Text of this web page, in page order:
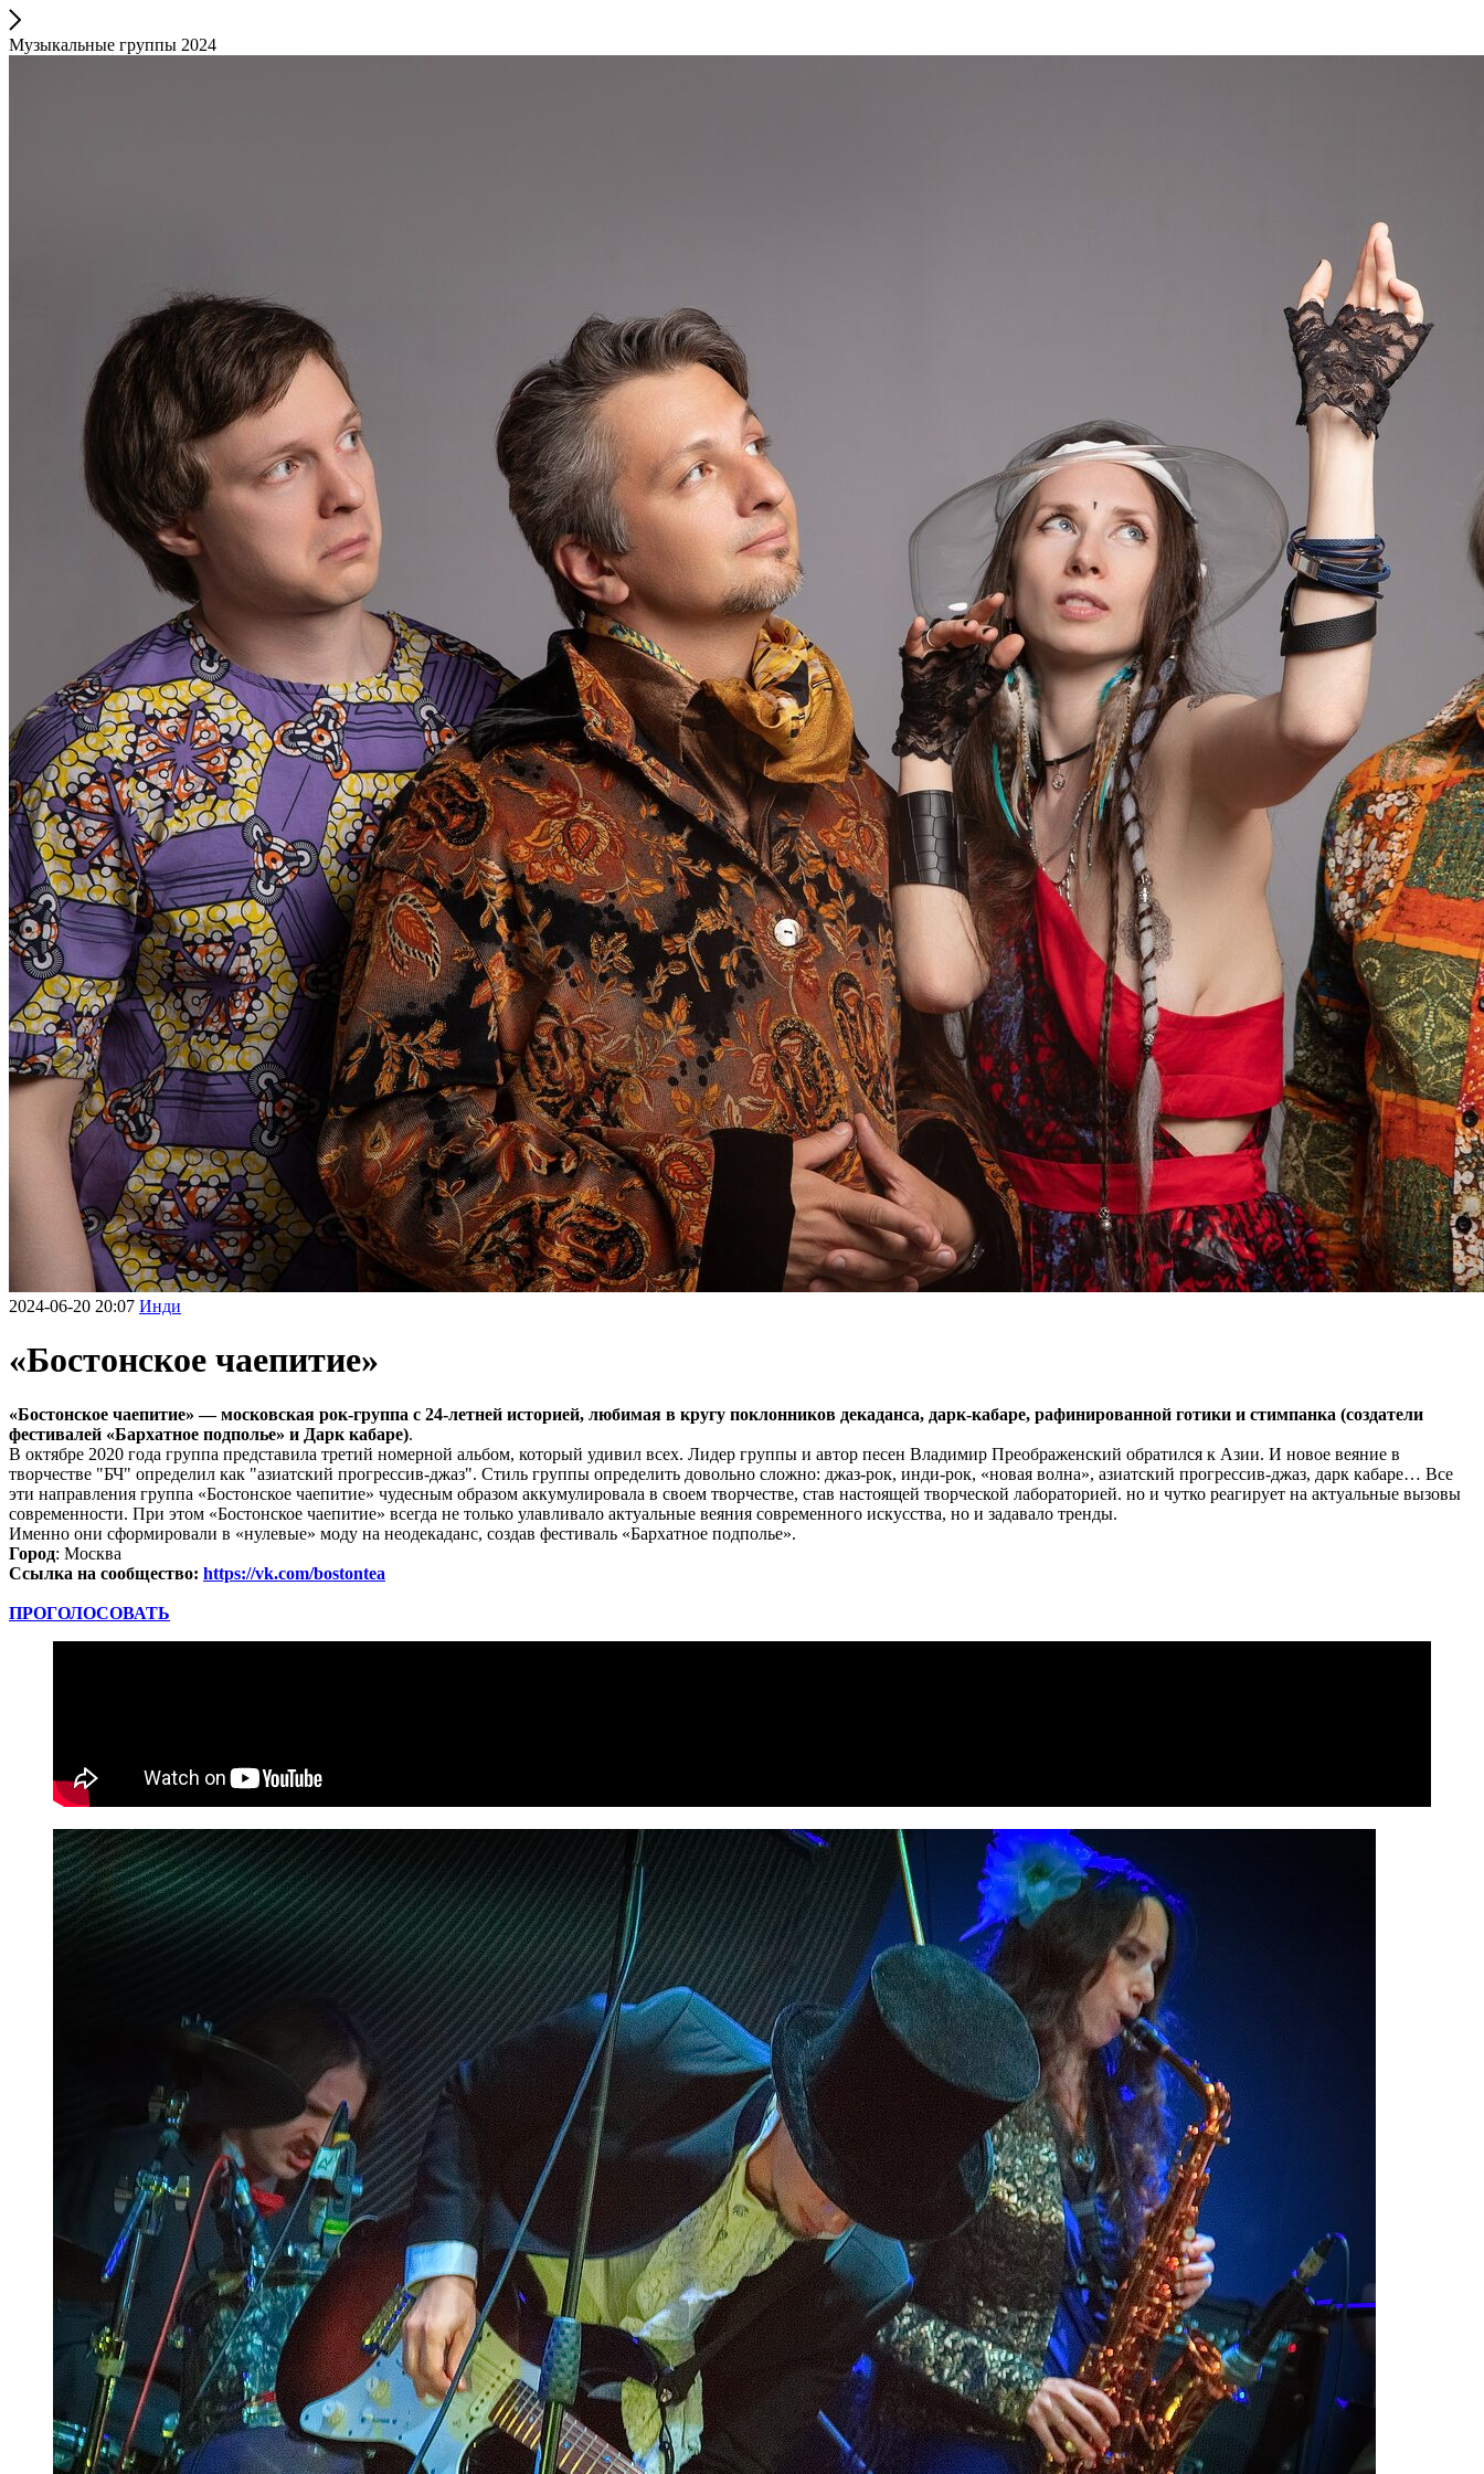
Музыкальные группы 2024
2024-06-20 20:07 Инди
«Бостонское чаепитие»
«Бостонское чаепитие» — московская рок-группа с 24-летней историей, любимая в кругу поклонников декаданса, дарк-кабаре, рафинированной готики и стимпанка (создатели
фестивалей «Бархатное подполье» и Дарк кабаре).
В октябре 2020 года группа представила третий номерной альбом, который удивил всех. Лидер группы и автор песен Владимир Преображенский обратился к Азии. И новое веяние в
творчестве "БЧ" определил как "азиатский прогрессив-джаз". Стиль группы определить довольно сложно: джаз-рок, инди-рок, «новая волна», азиатский прогрессив-джаз, дарк кабаре… Все
эти направления группа «Бостонское чаепитие» чудесным образом аккумулировала в своем творчестве, став настоящей творческой лабораторией. но и чутко реагирует на актуальные вызовы
современности. При этом «Бостонское чаепитие» всегда не только улавливало актуальные веяния современного искусства, но и задавало тренды.
Именно они сформировали в «нулевые» моду на неодекаданс, создав фестиваль «Бархатное подполье».
Город: Москва
Ссылка на сообщество: https://vk.com/bostontea
ПРОГОЛОСОВАТЬ